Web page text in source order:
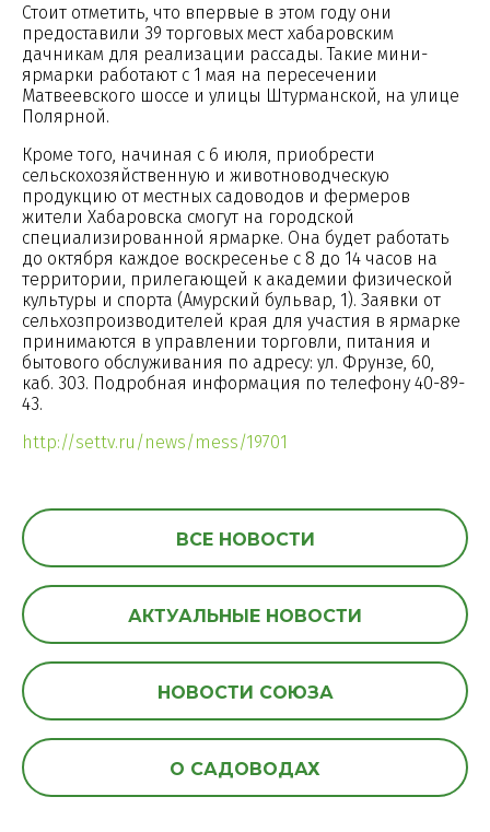
Стоит отметить, что впервые в этом году они
предоставили 39 торговых мест хабаровским
дачникам для реализации рассады. Такие мини-
ярмарки работают с 1 мая на пересечении
Матвеевского шоссе и улицы Штурманской, на улице
Полярной.
Кроме того, начиная с 6 июля, приобрести
сельскохозяйственную и животноводческую
продукцию от местных садоводов и фермеров
жители Хабаровска смогут на городской
специализированной ярмарке. Она будет работать
до октября каждое воскресенье с 8 до 14 часов на
территории, прилегающей к академии физической
культуры и спорта (Амурский бульвар, 1). Заявки от
сельхозпроизводителей края для участия в ярмарке
принимаются в управлении торговли, питания и
бытового обслуживания по адресу: ул. Фрунзе, 60,
каб. 303. Подробная информация по телефону 40-89-
43.
http://settv.ru/news/mess/19701
ВСЕ НОВОСТИ
АКТУАЛЬНЫЕ НОВОСТИ
НОВОСТИ СОЮЗА
О САДОВОДАХ